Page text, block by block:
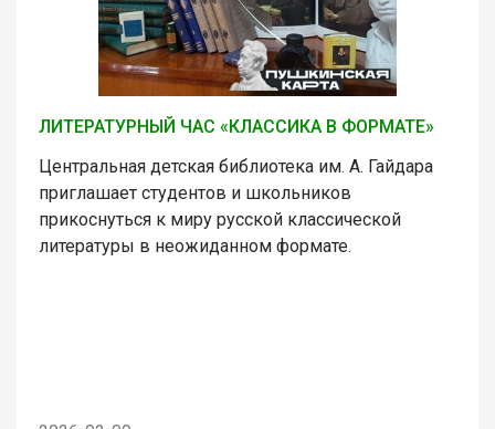
ЛИТЕРАТУРНЫЙ ЧАС «КЛАССИКА В ФОРМАТЕ»
Центральная детская библиотека им. А. Гайдара
приглашает студентов и школьников
прикоснуться к миру русской классической
литературы в неожиданном формате.